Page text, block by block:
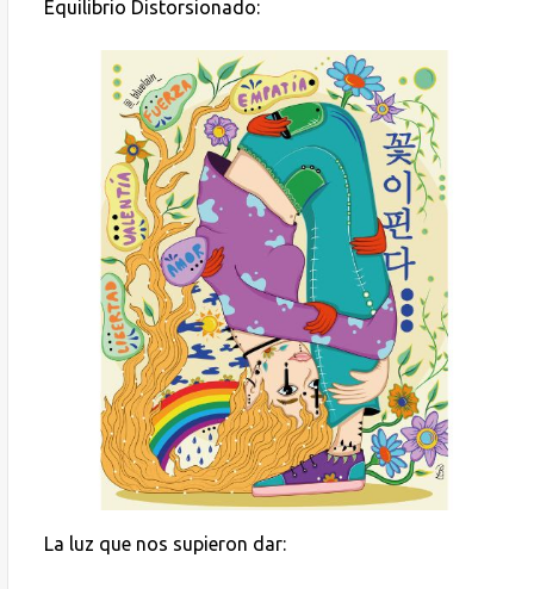
Equilibrio Distorsionado:
La luz que nos supieron dar: